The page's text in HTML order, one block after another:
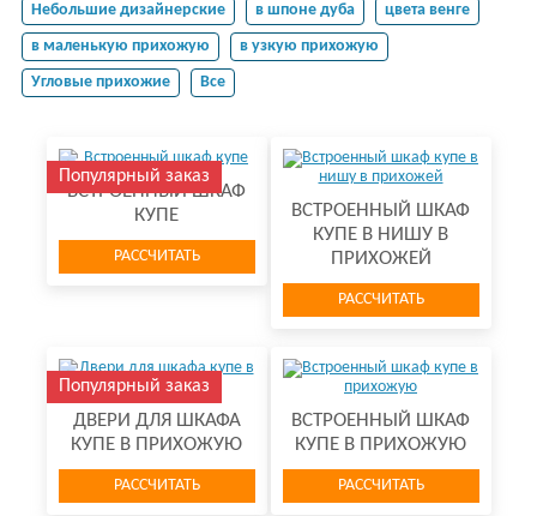
Небольшие дизайнерские
в шпоне дуба
цвета венге
в маленькую прихожую
в узкую прихожую
Угловые прихожие
Все
Популярный заказ
ВСТРОЕННЫЙ ШКАФ
КУПЕ
РАССЧИТАТЬ
ВСТРОЕННЫЙ ШКАФ
КУПЕ В НИШУ В
ПРИХОЖЕЙ
РАССЧИТАТЬ
Популярный заказ
ДВЕРИ ДЛЯ ШКАФА
КУПЕ В ПРИХОЖУЮ
РАССЧИТАТЬ
ВСТРОЕННЫЙ ШКАФ
КУПЕ В ПРИХОЖУЮ
РАССЧИТАТЬ